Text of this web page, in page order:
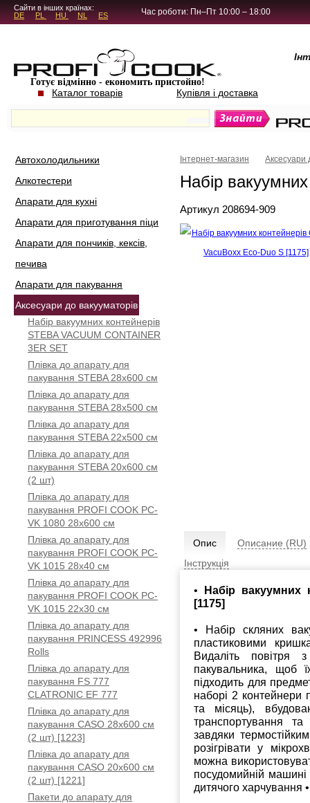
5.4.45Сайти в інших країнах:
DE
PL HU NL ES Час роботи: Пн–Пт 10:00 – 18:00
Готує відмінно - економить пристойно!
Каталог товарів Купівля і доставка
Автохолодильники
Алкотестери
Апарати для кухні
Апарати для приготування піци
Апарати для пончиків, кексів,
печива
Апарати для пакування
Аксесуари до вакууматорів
Набір вакуумних контейнерів
STEBA VACUUM CONTAINER
3ER SET
Плівка до апарату для
пакування STEBA 28x600 см
Плівка до апарату для
пакування STEBA 28x500 см
Плівка до апарату для
пакування STEBA 22x500 см
Плівка до апарату для
пакування STEBA 20x600 см
(2 шт)
Плівка до апарату для
пакування PROFI COOK PC-
VK 1080 28x600 см
Плівка до апарату для
пакування PROFI COOK PC-
VK 1015 28х40 см
Плівка до апарату для
пакування PROFI COOK PC-
VK 1015 22х30 см
Плівка до апарату для
пакування PRINCESS 492996
Rolls
Плівка до апарату для
пакування FS 777
CLATRONIC EF 777
Плівка до апарату для
пакування CASO 28х600 см
(2 шт) [1223]
Плівка до апарату для
пакування CASO 20х600 см
(2 шт) [1221]
Пакети до апарату для
Інтернет-магазин Аксесуари
Набір
Артикул 208694-909
Опис
Описание (RU)
Інструкція
• Набір вакуумних
[1175]
• Набір скляних
пластиковими
Видаліть повітря
пакувальника, щоб
підходить для
наборі 2
та місяць),
транспортування
завдяки
розігрівати у
можна
посудомийній
дитячого харчування •